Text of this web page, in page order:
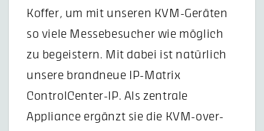
Koffer, um mit unseren KVM-Geräten
so viele Messebesucher wie möglich
zu begeistern. Mit dabei ist natürlich
unsere brandneue IP-Matrix
ControlCenter-IP. Als zentrale
Appliance ergänzt sie die KVM-over-